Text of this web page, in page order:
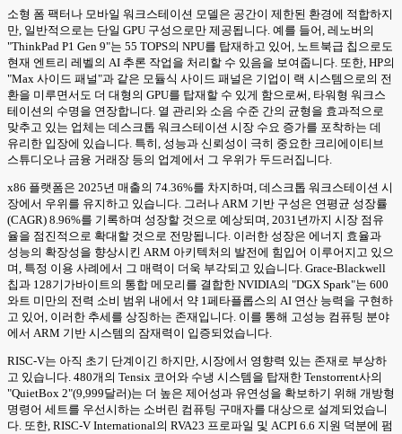
소형 폼 팩터나 모바일 워크스테이션 모델은 공간이 제한된 환경에 적합하지
만, 일반적으로는 단일 GPU 구성으로만 제공됩니다. 예를 들어, 레노버의
"ThinkPad P1 Gen 9"는 55 TOPS의 NPU를 탑재하고 있어, 노트북급 칩으로도
현재 엔트리 레벨의 AI 추론 작업을 처리할 수 있음을 보여줍니다. 또한, HP의
"Max 사이드 패널"과 같은 모듈식 사이드 패널은 기업이 랙 시스템으로의 전
환을 미루면서도 더 대형의 GPU를 탑재할 수 있게 함으로써, 타워형 워크스
테이션의 수명을 연장합니다. 열 관리와 소음 수준 간의 균형을 효과적으로
맞추고 있는 업체는 데스크톱 워크스테이션 시장 수요 증가를 포착하는 데
유리한 입장에 있습니다. 특히, 성능과 신뢰성이 극히 중요한 크리에이티브
스튜디오나 금융 거래장 등의 업계에서 그 우위가 두드러집니다.
x86 플랫폼은 2025년 매출의 74.36%를 차지하며, 데스크톱 워크스테이션 시
장에서 우위를 유지하고 있습니다. 그러나 ARM 기반 구성은 연평균 성장률
(CAGR) 8.96%를 기록하며 성장할 것으로 예상되며, 2031년까지 시장 점유
율을 점진적으로 확대할 것으로 전망됩니다. 이러한 성장은 에너지 효율과
성능의 확장성을 향상시킨 ARM 아키텍처의 발전에 힘입어 이루어지고 있으
며, 특정 이용 사례에서 그 매력이 더욱 부각되고 있습니다. Grace-Blackwell
칩과 128기가바이트의 통합 메모리를 결합한 NVIDIA의 "DGX Spark"는 600
와트 미만의 전력 소비 범위 내에서 약 1페타플롭스의 AI 연산 능력을 구현하
고 있어, 이러한 추세를 상징하는 존재입니다. 이를 통해 고성능 컴퓨팅 분야
에서 ARM 기반 시스템의 잠재력이 입증되었습니다.
RISC-V는 아직 초기 단계이긴 하지만, 시장에서 영향력 있는 존재로 부상하
고 있습니다. 480개의 Tensix 코어와 수냉 시스템을 탑재한 Tenstorrent사의
"QuietBox 2"(9,999달러)는 더 높은 제어성과 유연성을 확보하기 위해 개방형
명령어 세트를 우선시하는 소버린 컴퓨팅 구매자를 대상으로 설계되었습니
다. 또한, RISC-V International의 RVA23 프로파일 및 ACPI 6.6 지원 덕분에 펌